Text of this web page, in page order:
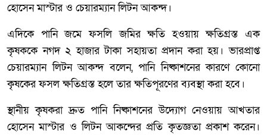
হোসেন মাস্টার ও চেয়ারম্যান লিটন আকন্দ।
এদিকে পানি জমে ফসলি জমির ক্ষতি হওয়ায় ক্ষতিগ্রস্ত এক
কৃষককে নগদ ২ হাজার টাকা সহায়তা প্রদান করা হয়। ভারপ্রাপ্ত
চেয়ারম্যান লিটন আকন্দ বলেন, পানি নিষ্কাশনের কারণে কোনো
কৃষকের ফসল ক্ষতিগ্রস্ত হলে তার ক্ষতিপূরণের ব্যবস্থা করা হবে।
স্থানীয় কৃষকরা দ্রুত পানি নিষ্কাশনের উদ্যোগ নেওয়ায় আখতার
হোসেন মাস্টার ও লিটন আকন্দের প্রতি কৃতজ্ঞতা প্রকাশ করেন।